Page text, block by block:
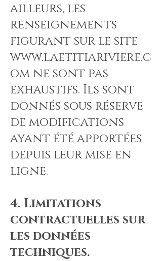
ailleurs, les
renseignements
figurant sur le site
www.laetitiariviere.c
om ne sont pas
exhaustifs. Ils sont
donnés sous réserve
de modifications
ayant été apportées
depuis leur mise en
ligne.
4. Limitations
contractuelles sur
les données
techniques.